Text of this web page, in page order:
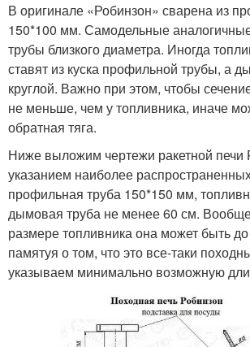
В оригинале «Робинзон» сварена из
150*100 мм. Самодельные
трубы близкого диаметра. Иногда
ставят из куска профильной трубы, а
круглой. Важно при этом, чтобы
не меньше, чем у топливника, иначе
обратная тяга.
Ниже выложим чертежи ракетной печи
указанием наиболее
профильная труба 150*150 мм,
дымовая труба не менее 60 см.
размере топливника она может быть
памятуя о том, что это все-таки
указываем минимально возможную